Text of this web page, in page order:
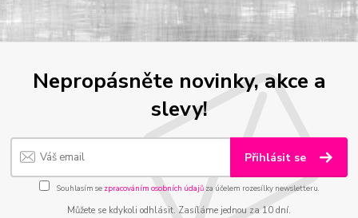
Nepropásněte novinky, akce a
slevy!
Přihlásit se
Souhlasím se zpracováním osobních údajůza účelem rozesílky newsletteru.
Můžete se kdykoli odhlásit. Zasíláme jednou za 10 dní.